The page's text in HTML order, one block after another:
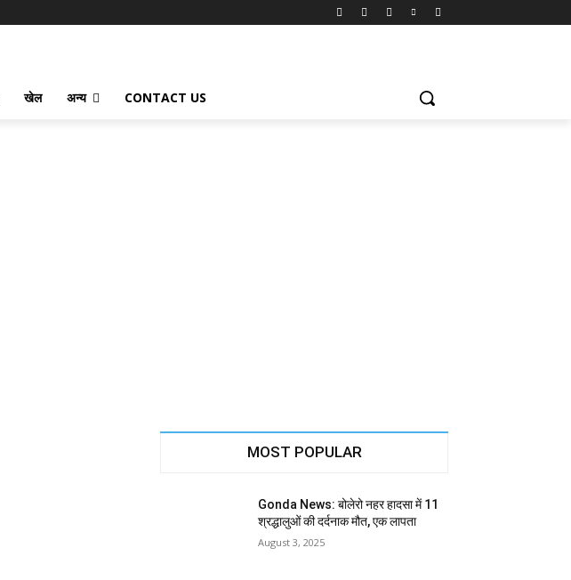
खेल अन्य CONTACT US
MOST POPULAR
Gonda News: बोलेरो नहर हादसा में 11
श्रद्धालुओं की दर्दनाक मौत, एक लापता
August 3, 2025